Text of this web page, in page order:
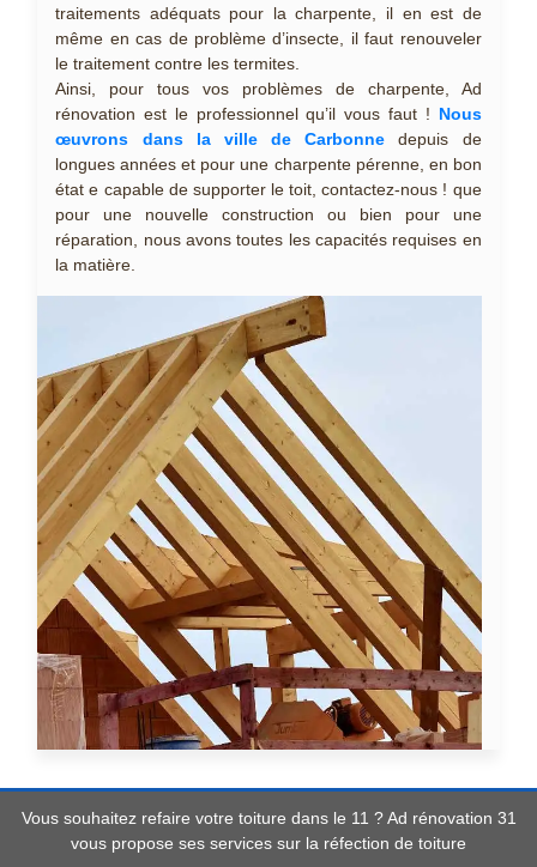
traitements adéquats pour la charpente, il en est de
même en cas de problème d’insecte, il faut renouveler
le traitement contre les termites.
Ainsi, pour tous vos problèmes de charpente, Ad
rénovation est le professionnel qu’il vous faut ! Nous
œuvrons dans la ville de Carbonne depuis de
longues années et pour une charpente pérenne, en bon
état e capable de supporter le toit, contactez-nous ! que
pour une nouvelle construction ou bien pour une
réparation, nous avons toutes les capacités requises en
la matière.
Vous souhaitez refaire votre toiture dans le 11 ? Ad rénovation 31
vous propose ses services sur la réfection de toiture